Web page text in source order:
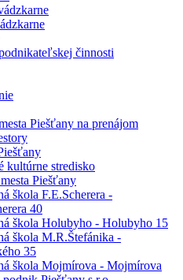
činnosti
Piešťany na prenájom
kultúrne stredisko
Piešťany
škola F.E.Scherera -
40
škola Holubyho - Holubyho 15
škola M.R.Štefánika -
35
škola Mojmírova - Mojmírova